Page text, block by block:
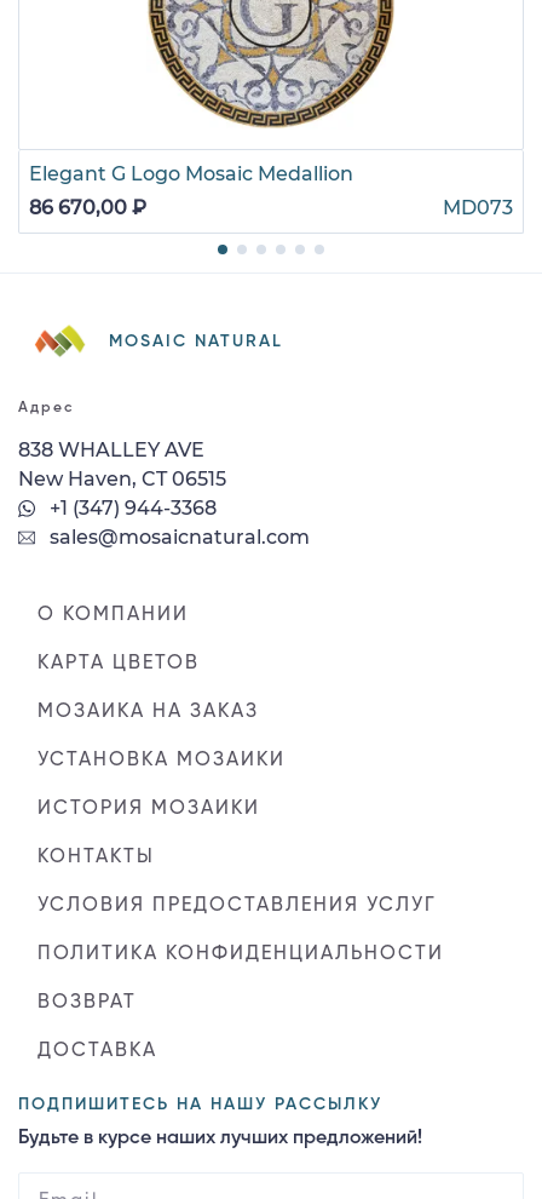
Elegant G Logo Mosaic Medallion
86 670,00 ₽
MD073
MOSAIC NATURAL
Адрес
838 WHALLEY AVE
New Haven, CT 06515
+1 (347) 944-3368
sales@mosaicnatural.com
О КОМПАНИИ
КАРТА ЦВЕТОВ
МОЗАИКА НА ЗАКАЗ
УСТАНОВКА МОЗАИКИ
ИСТОРИЯ МОЗАИКИ
КОНТАКТЫ
УСЛОВИЯ ПРЕДОСТАВЛЕНИЯ УСЛУГ
ПОЛИТИКА КОНФИДЕНЦИАЛЬНОСТИ
ВОЗВРАТ
ДОСТАВКА
ПОДПИШИТЕСЬ НА НАШУ РАССЫЛКУ
Будьте в курсе наших лучших предложений!